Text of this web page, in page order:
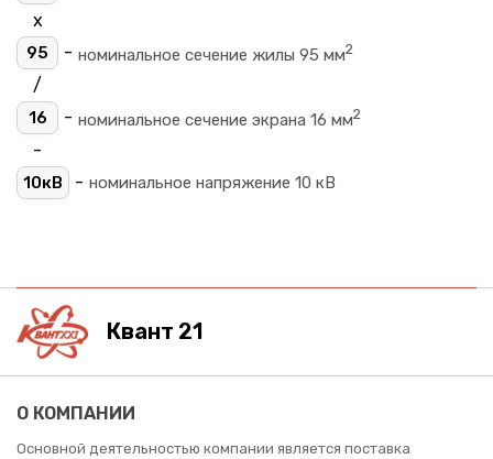
х
95 - номинальное сечение жилы 95 мм2
/
16 - номинальное сечение экрана 16 мм2
-
10кВ - номинальное напряжение 10 кВ
Квант 21
О КОМПАНИИ
Основной деятельностью компании является поставка